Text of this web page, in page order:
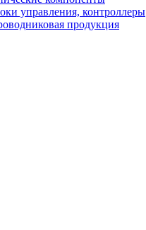
управления, контроллеры
продукция